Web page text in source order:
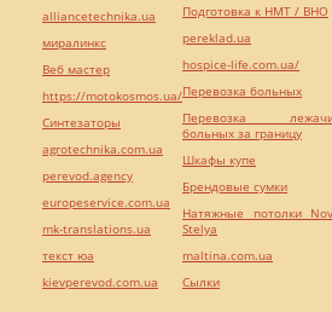
alliancetechnika.ua
миралинкс
Веб мастер
https://motokosmos.ua/
Синтезаторы
agrotechnika.com.ua
perevod.agency
europeservice.com.ua
mk-translations.ua
текст юа
kievperevod.com.ua
Подготовка к НМТ / ВНО
pereklad.ua
hospice-life.com.ua/
Перевозка больных
Перевозка
больных за границу
Шкафы купе
Брендовые сумки
Натяжные потолки
Stelya
maltina.com.ua
Cылки